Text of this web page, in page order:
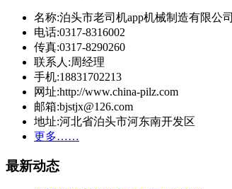
名称:泊头市老司机app机械制造有限公司
电话:0317-8316002
传真:0317-8290260
联系人:周经理
手机:18831702213
网址:http://www.china-pilz.com
邮箱:bjstjx@126.com
地址:河北省泊头市河东南开发区
更多……
最新动态